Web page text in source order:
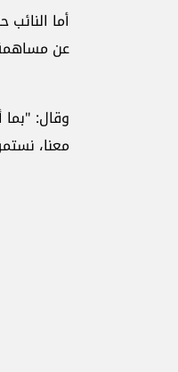
أما
عن مساهمة
وقال: "بما
معنا،